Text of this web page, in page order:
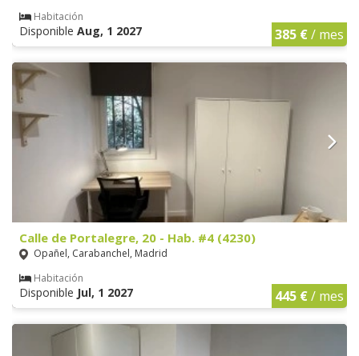
Habitación
Disponible Aug, 1 2027 385 €/ mes
Calle de Portalegre, 20 - Hab. #4 (4230)
Opañel, Carabanchel, Madrid
Habitación
Disponible Jul, 1 2027 445 €/ mes